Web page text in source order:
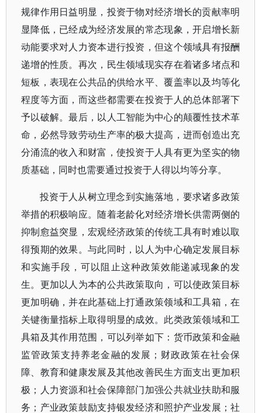
规律作用日益明显，投资于物对经济增长的贡献率明
显降低，已经成为经济发展的常态现象，开启增长新
动能要求对人力资本进行投资，但这个领域具有报酬
递增的性质。再次，民生领域现实存在着诸多堵点和
短板，表现在公共品的供给水平、覆盖率以及均等化
程度等方面，而这些都需要在投资于人的总体部署下
予以破解。最后，以人工智能为中心的颠覆性技术革
命，必然导致劳动生产率的极大提高，进而创造出充
分涌流的收入和财富，使投资于人具有更为坚实的物
质基础，同时也需要通过投资于人得以均等分享。
投资于人从树立理念到实施落地，要求诸多政策
举措的积极响应。随着老龄化对经济增长供需两侧的
抑制愈益突显，宏观经济政策的传统工具有时难以取
得预期的效果。与此同时，以人为中心确定发展目标
和实施手段，可以阻止这种政策效能递减现象的发
生。更加以人为本的公共政策取向，可以使政策目标
更加明确，并在此基础上打通政策领域和工具箱，在
关键衡量指标上取得明显的成效。此类政策领域和工
具箱及其作用范围，可以列举如下：货币政策和金融
监管政策支持养老金融的发展；财政政策在社会保
障、教育和健康发展及其他改善民生方面支出更加积
极；人力资源和社会保障部门加强公共就业扶助和服
务；产业政策鼓励支持银发经济和照护产业发展；社